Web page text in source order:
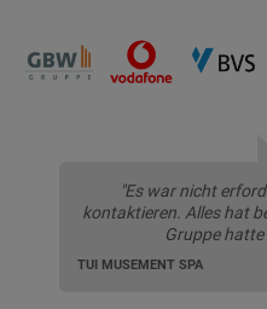
"Es war nicht
kontaktieren. Alles hat
Gruppe hatte
TUI MUSEMENT SPA